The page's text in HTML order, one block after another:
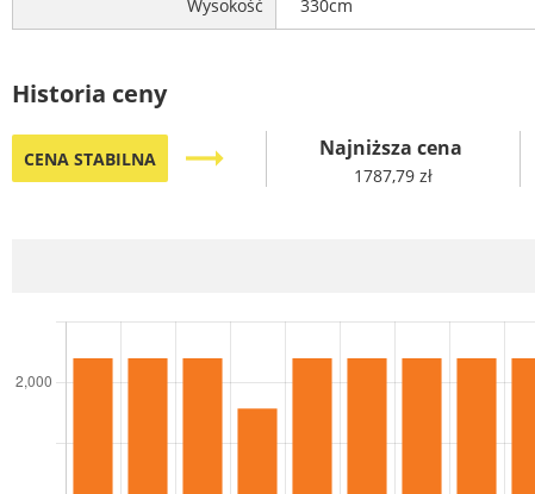
Wysokość 330cm
Historia ceny
CENA STABILNA trending_flat Najniższa cena
1787,79 zł